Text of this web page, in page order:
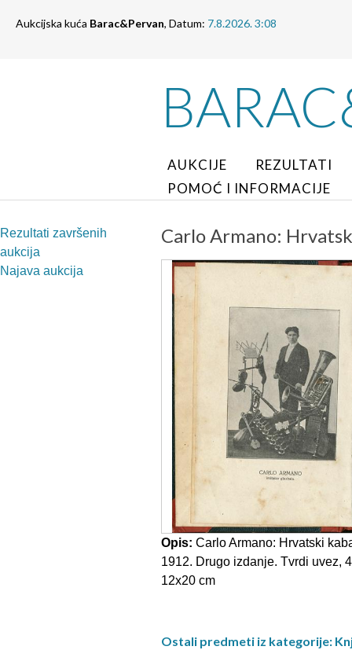
Aukcijska kuća Barac&Pervan, Datum: 7.8.2026. 3:08
AUKCIJE
REZULTATI
POMOĆ I INFORMACIJE
Rezultati završenih
aukcija
Najava aukcija
Carlo Armano:
Opis: Carlo Armano: Hrvatski
1912. Drugo izdanje. Tvrdi uvez,
12x20 cm
Ostali predmeti iz kategorije: